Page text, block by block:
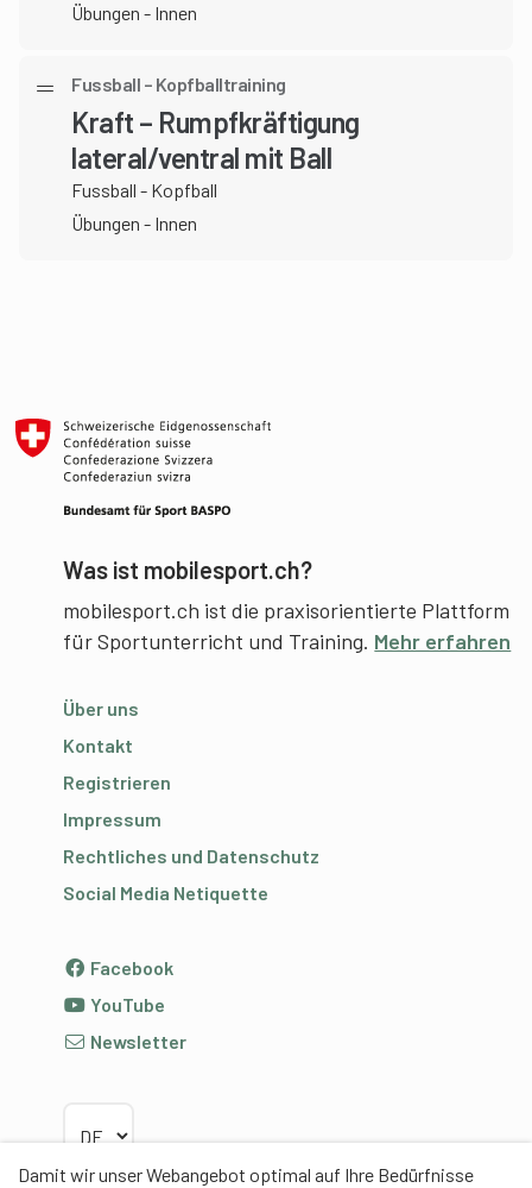
Damit wir unser Webangebot optimal auf Ihre Bedürfnisse
Übungen - Innen
Fussball – Kopfballtraining
Kraft – Rumpfkräftigung
lateral/ventral mit Ball
Fussball - Kopfball
Übungen - Innen
Was ist mobilesport.ch?
mobilesport.ch ist die praxisorientierte Plattform
für Sportunterricht und Training. Mehr erfahren
Über uns
Kontakt
Registrieren
Impressum
Rechtliches und Datenschutz
Social Media Netiquette
Facebook
YouTube
Newsletter